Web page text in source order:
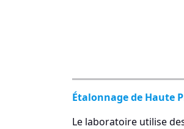
Étalonnage de Haute
Le laboratoire utilise